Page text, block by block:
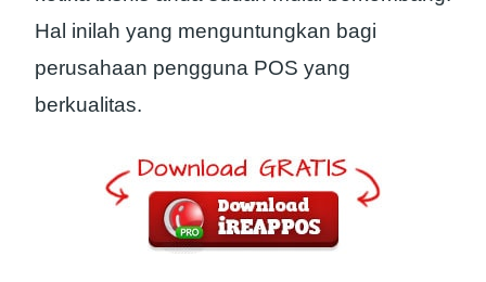
Hal inilah yang menguntungkan bagi
perusahaan pengguna POS yang
berkualitas.